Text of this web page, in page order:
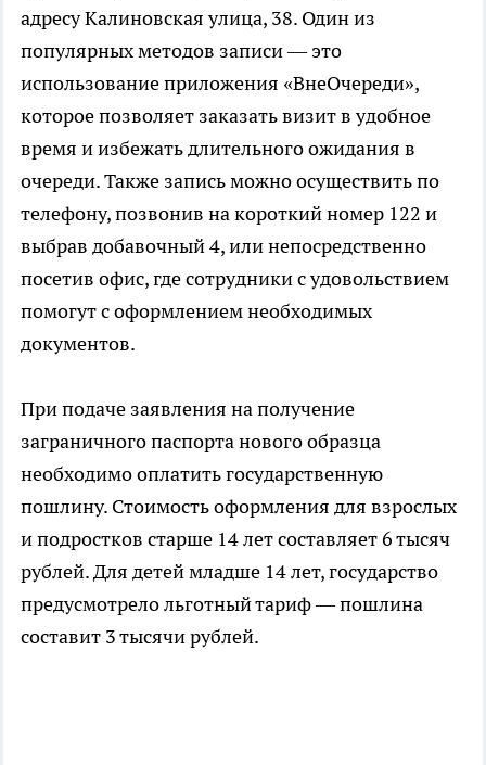
адресу Калиновская улица, 38. Один из
популярных методов записи — это
использование приложения «ВнеОчереди»,
которое позволяет заказать визит в удобное
время и избежать длительного ожидания в
очереди. Также запись можно осуществить по
телефону, позвонив на короткий номер 122 и
выбрав добавочный 4, или непосредственно
посетив офис, где сотрудники с удовольствием
помогут с оформлением необходимых
документов.
При подаче заявления на получение
заграничного паспорта нового образца
необходимо оплатить государственную
пошлину. Стоимость оформления для взрослых
и подростков старше 14 лет составляет 6 тысяч
рублей. Для детей младше 14 лет, государство
предусмотрело льготный тариф — пошлина
составит 3 тысячи рублей.